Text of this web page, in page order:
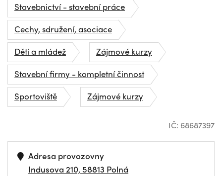
Stavebnictví - stavební práce
Cechy, sdružení, asociace
Děti a mládež
Zájmové kurzy
Stavební firmy - kompletní činnost
Sportoviště
Zájmové kurzy
IČ: 68687397
Adresa provozovny
Indusova 210, 58813 Polná